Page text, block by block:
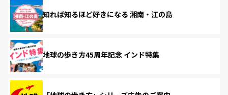
知れば知るほど好きになる 湘南・江の島
地球の歩き方45周年記念 インド特集